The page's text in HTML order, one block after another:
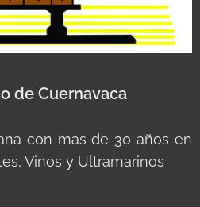
de Cuernavaca
con mas de 30 años en
Vinos y Ultramarinos